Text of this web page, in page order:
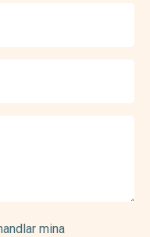
mina